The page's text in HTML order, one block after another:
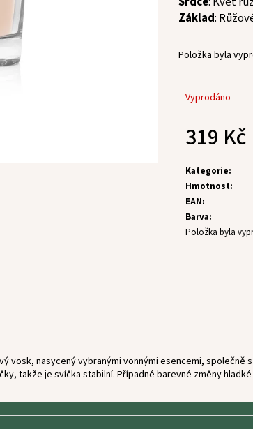
Základ:
Položka byla
Vyprodáno
319 Kč
Měrná
cena:
Kategorie:
Hmotnost:
EAN:
Barva:
Položka byla
vosk, nasycený vybranými vonnými esencemi,
takže je svíčka stabilní. Případné barevné změny